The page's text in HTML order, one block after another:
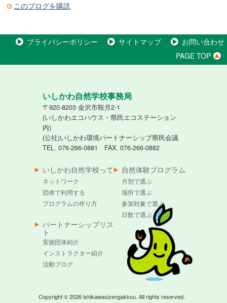
このブログを購読
プライバシーポリシー サイトマップ
お問い合わせ
PAGE TOP
いしかわ自然学校事務局
〒920-8203 金沢市鞍月2-1
(いしかわエコハウス・県民エコステーション
内)
(公社)いしかわ環境パートナーシップ県民会議
TEL. 076-266-0881 FAX. 076-266-0882
いしかわ自然学校って
ネットワーク
団体で利用する
プログラムの作り方
自然体験プログラム
月別で選ぶ
場所で選ぶ
参加対象で選ぶ
日数で選ぶ
パートナーシップリス
ト
実施団体紹介
インストラクター紹介
活動ブログ
Copyright © 2026 ishikawasizengakkou. All rights reserved.